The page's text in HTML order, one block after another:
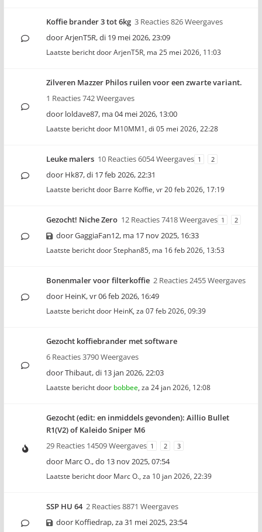
Koffie brander 3 tot 6kg 3 Reacties 826 Weergaves
doorArjenT5R,di 19 mei 2026, 23:09
Laatste bericht doorArjenT5R, ma 25 mei 2026, 11:03
Zilveren Mazzer Philos ruilen voor een zwarte variant.
1 Reacties 742 Weergaves
door loldave87, ma 04 mei 2026, 13:00
Laatste bericht door M10MM1, di 05 mei 2026, 22:28
Leuke malers 10 Reacties 6054 Weergaves 1 2
door Hk87,di 17 feb 2026, 22:31
Laatste bericht door Barre Koffie, vr 20 feb 2026, 17:19
Gezocht! Niche Zero 12 Reacties 7418 Weergaves 1 2
doorGaggiaFan12, ma 17 nov 2025, 16:33
Laatste bericht doorStephan85, ma 16 feb 2026, 13:53
Bonenmaler voor filterkoffie 2 Reacties 2455 Weergaves
door HeinK,vr 06 feb 2026, 16:49
Laatste bericht door HeinK, za 07 feb 2026, 09:39
Gezocht koffiebrander met software
6 Reacties 3790 Weergaves
doorThibaut,di 13 jan 2026, 22:03
Laatste bericht door bobbee, za 24 jan 2026, 12:08
Gezocht (edit: en inmiddels gevonden): Aillio Bullet
R1(V2) of Kaleido Sniper M6
29 Reacties 14509 Weergaves 1 2 3
door Marc O.,do 13 nov 2025, 07:54
Laatste bericht door Marc O., za 10 jan 2026, 22:39
SSP HU 64 2 Reacties 8871 Weergaves
door Koffiedrap,za 31 mei 2025, 23:54